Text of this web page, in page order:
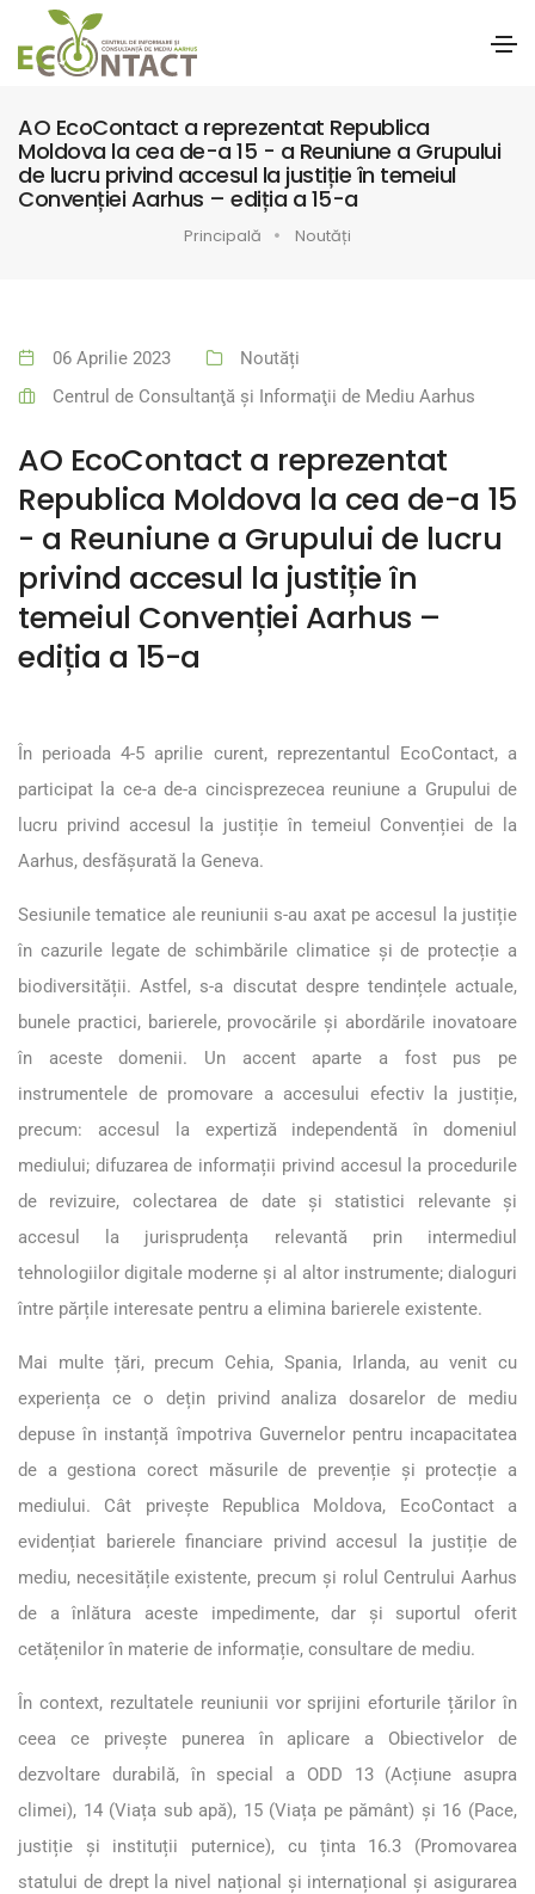
AO EcoContact a reprezentat Republica
Moldova la cea de-a 15 - a Reuniune a Grupului
de lucru privind accesul la justiție în temeiul
Convenției Aarhus – ediția a 15-a
Principală Noutăți
06 Aprilie 2023
Noutăți
Centrul de Consultanţă şi Informaţii de Mediu Aarhus
AO EcoContact a reprezentat
Republica Moldova la cea de-a 15
- a Reuniune a Grupului de lucru
privind accesul la justiție în
temeiul Convenției Aarhus –
ediția a 15-a
În perioada 4-5 aprilie curent, reprezentantul EcoContact, a
participat la ce-a de-a cincisprezecea reuniune a Grupului de
lucru privind accesul la justiție în temeiul Convenției de la
Aarhus, desfășurată la Geneva.
Sesiunile tematice ale reuniunii s-au axat pe accesul la justiție
în cazurile legate de schimbările climatice și de protecție a
biodiversității. Astfel, s-a discutat despre tendințele actuale,
bunele practici, barierele, provocările și abordările inovatoare
în aceste domenii. Un accent aparte a fost pus pe
instrumentele de promovare a accesului efectiv la justiție,
precum: accesul la expertiză independentă în domeniul
mediului; difuzarea de informații privind accesul la procedurile
de revizuire, colectarea de date și statistici relevante și
accesul la jurisprudența relevantă prin intermediul
tehnologiilor digitale moderne și al altor instrumente; dialoguri
între părțile interesate pentru a elimina barierele existente.
Mai multe țări, precum Cehia, Spania, Irlanda, au venit cu
experiența ce o dețin privind analiza dosarelor de mediu
depuse în instanță împotriva Guvernelor pentru incapacitatea
de a gestiona corect măsurile de prevenție și protecție a
mediului. Cât privește Republica Moldova, EcoContact a
evidențiat barierele financiare privind accesul la justiție de
mediu, necesitățile existente, precum și rolul Centrului Aarhus
de a înlătura aceste impedimente, dar și suportul oferit
cetățenilor în materie de informație, consultare de mediu.
În context, rezultatele reuniunii vor sprijini eforturile țărilor în
ceea ce privește punerea în aplicare a Obiectivelor de
dezvoltare durabilă, în special a ODD 13 (Acțiune asupra
climei), 14 (Viața sub apă), 15 (Viața pe pământ) și 16 (Pace,
justiție și instituții puternice), cu ținta 16.3 (Promovarea
statului de drept la nivel național și internațional și asigurarea